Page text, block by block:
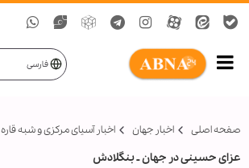
فارسی
صفحه اصلی اخبار جهان اخبار آسیای مرکزی و شبه قاره
عزای حسینی در جهان ـ بنگلادش